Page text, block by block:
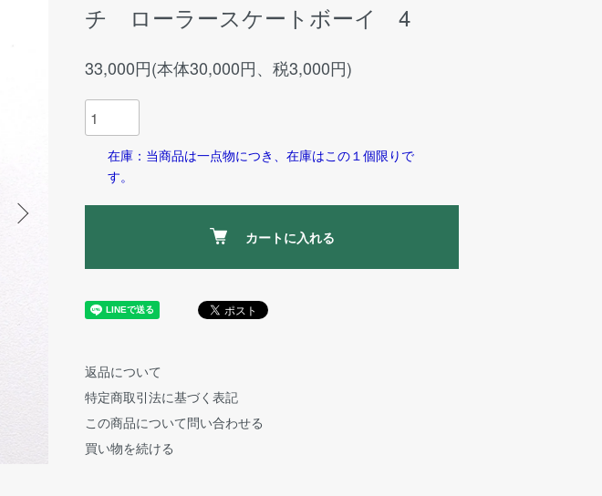
チ ローラースケートボーイ 4
33,000円(本体30,000円、税3,000円)
在庫：当商品は一点物につき、在庫はこの１個限りで
す。
カートに入れる
返品について
特定商取引法に基づく表記
この商品について問い合わせる
買い物を続ける